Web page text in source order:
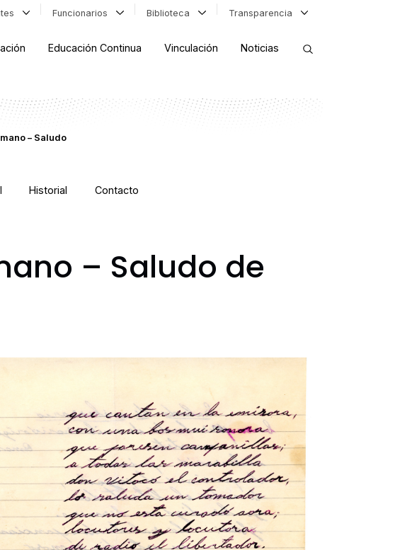
Funcionarios Biblioteca Transparencia
Educación Continua Vinculación Noticias
– Saludo
Historial Contacto
– Saludo de